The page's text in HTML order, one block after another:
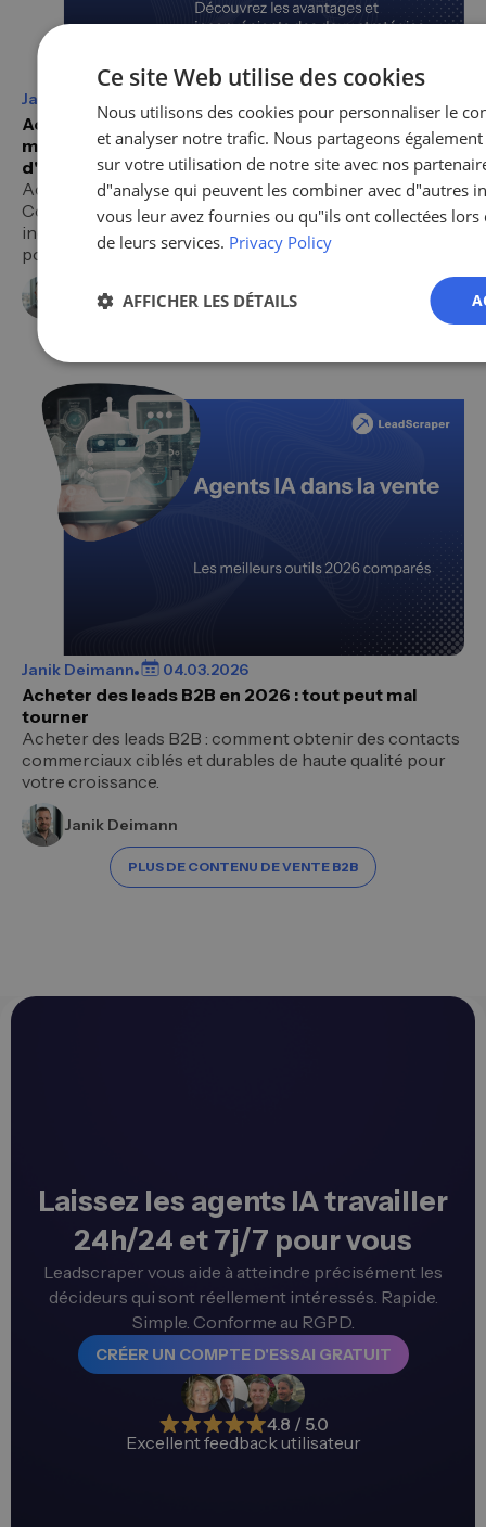
Janik Deimann
Acheter des contacts B2B ou les générer soi-
même : avantages et inconvénients en un coup
d'œil
Acheter des contacts B2B ou les générer vous-même ?
Comparaison honnête avec avantages et
inconvénients, conseils pratiques et tableau comparatif
pour le marché DACH.
Janik Deimann
Janik Deimann 04.03.2026
Acheter des leads B2B en 2026 : tout peut mal
tourner
Acheter des leads B2B : comment obtenir des contacts
commerciaux ciblés et durables de haute qualité pour
votre croissance.
Janik Deimann
PLUS DE CONTENU DE VENTE B2B
Laissez les agents IA travailler
24h/24 et 7j/7 pour vous
Leadscraper vous aide à atteindre précisément les
décideurs qui sont réellement intéressés. Rapide.
Simple. Conforme au RGPD.
CRÉER UN COMPTE D'ESSAI GRATUIT
4.8 / 5.0
Excellent feedback utilisateur
Ce site Web utilise des cookies
Nous utilisons des cookies pour personnaliser le
et analyser notre trafic. Nous partageons
sur votre utilisation de notre site avec nos
d"analyse qui peuvent les combiner avec d"autres
vous leur avez fournies ou qu"ils ont collectées
de leurs services. Privacy Policy
AFFICHER LES DÉTAILS